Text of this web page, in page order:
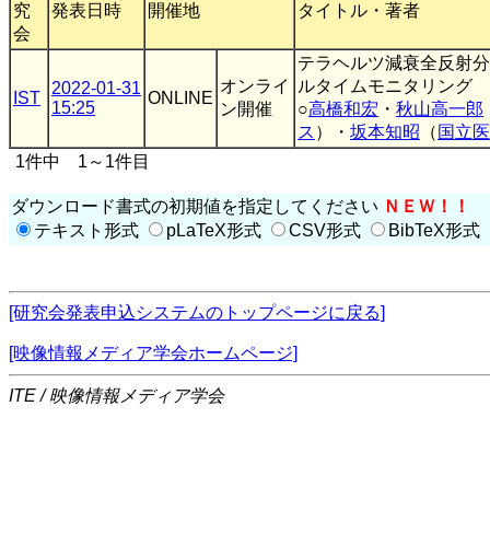
究
会
発表日時 開催地 タイトル・著者
IST
2022-01-31
15:25
ONLINE
オンライ
ン開催
テラヘルツ減衰全反射
ルタイムモニタリング
○高橋和宏 ・ 秋山高一郎
ス ）・ 坂本知昭 （ 国立
1件中 1～1件目
ダウンロード書式の初期値を指定してください ＮＥＷ！！
テキスト形式
pLaTeX形式 CSV形式 BibTeX形式
[研究会発表申込システムのトップページに戻る]
[映像情報メディア学会ホームページ]
ITE / 映像情報メディア学会